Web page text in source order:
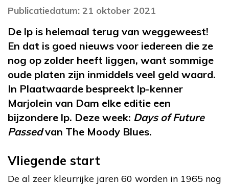
Publicatiedatum: 21 oktober 2021
De lp is helemaal terug van weggeweest!
En dat is goed nieuws voor iedereen die ze
nog op zolder heeft liggen, want sommige
oude platen zijn inmiddels veel geld waard.
In Plaatwaarde bespreekt lp-kenner
Marjolein van Dam elke editie een
bijzondere lp. Deze week: Days of Future
Passedvan The Moody Blues.
Vliegende start
De al zeer kleurrijke jaren 60 worden in 1965 nog